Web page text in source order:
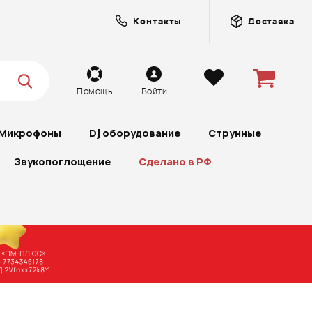
Контакты Доставка
Помощь Войти
Dj оборудование Струнные
Звукопоглощение Сделано в РФ